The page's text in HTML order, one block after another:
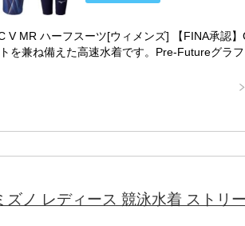
V MR ハーフスーツ[ウィメンズ] 【FINA承認
を兼ね備えた高速水着です。Pre-Futureグラ
ズノ レディース 競泳水着 ストリ